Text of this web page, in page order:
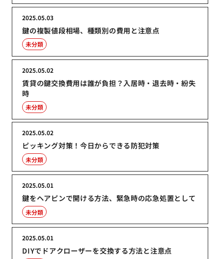
鍵の複製値段相場、種類別の費用と注意点
2025.05.03
未分類
賃貸の鍵交換費用は誰が負担？入居時・退去時・紛失
時
2025.05.02
未分類
ピッキング対策！今日からできる防犯対策
2025.05.02
未分類
鍵をヘアピンで開ける方法、緊急時の応急処置として
2025.05.01
未分類
DIYでドアクローザーを交換する方法と注意点
2025.05.01